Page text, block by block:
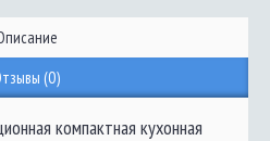
(0)
компактная кухонная